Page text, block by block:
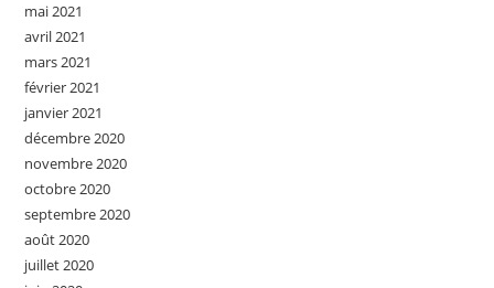
mai 2021
avril 2021
mars 2021
février 2021
janvier 2021
décembre 2020
novembre 2020
octobre 2020
septembre 2020
août 2020
juillet 2020